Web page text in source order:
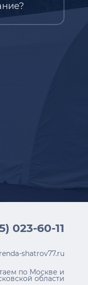
023-60-11
shatrov77.ru
по Москве и
области